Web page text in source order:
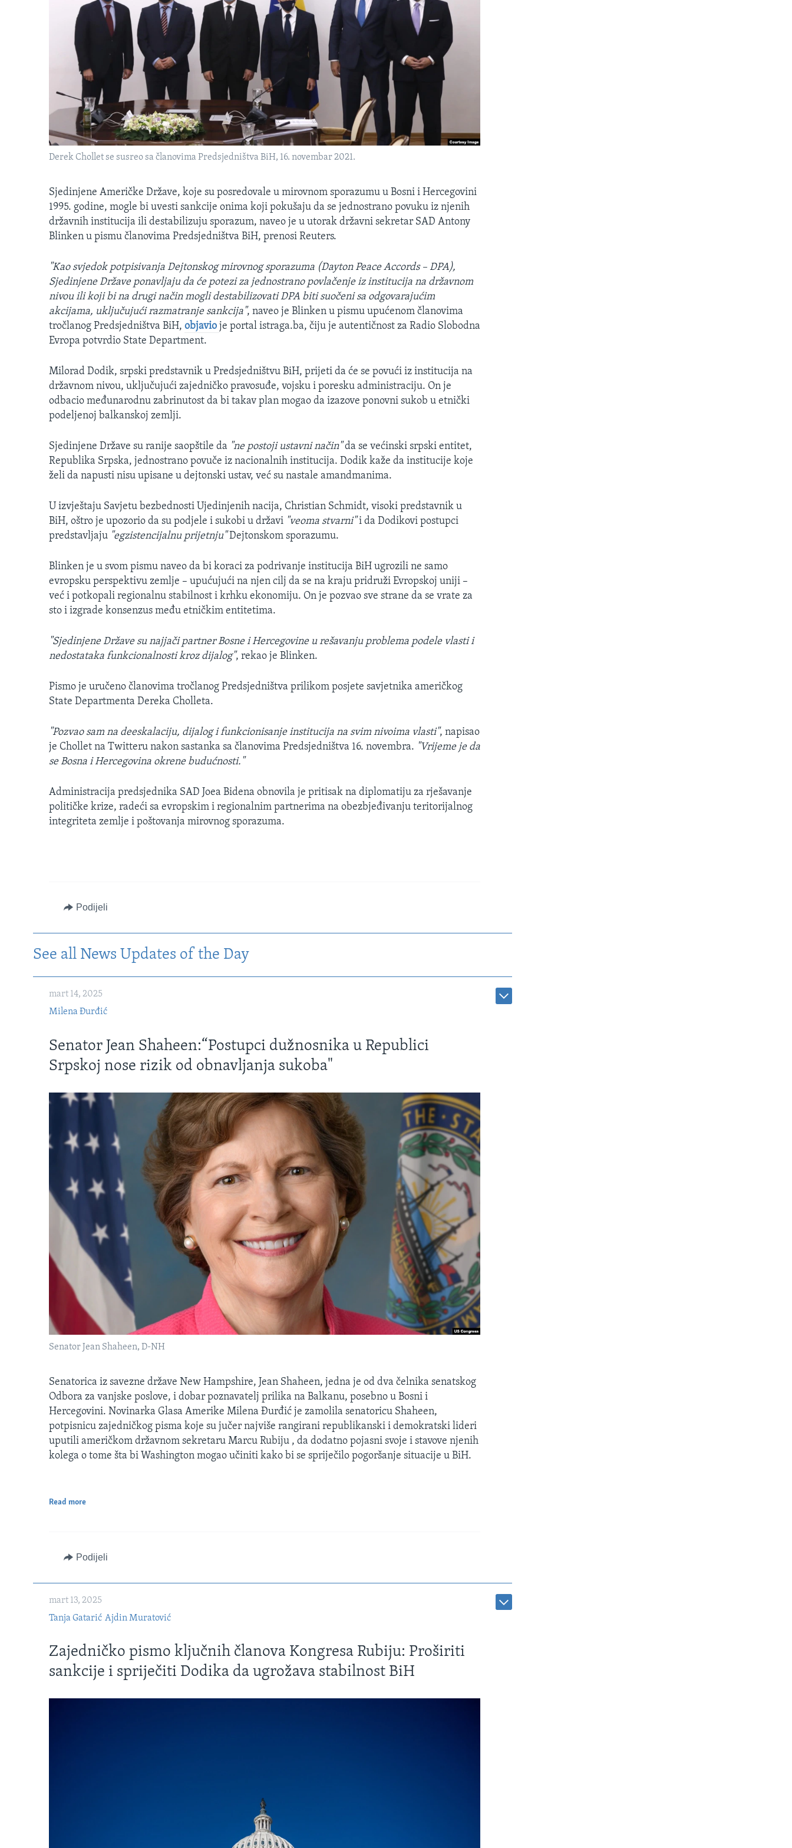
O GLASU AMERIKE
Derek Chollet se susreo sa članovima Predsjedništva BiH, 16. novembar 2021.
Sjedinjene Američke Države, koje su posredovale u mirovnom sporazumu u Bosni i Hercegovini
1995. godine, mogle bi uvesti sankcije onima koji pokušaju da se jednostrano povuku iz njenih
državnih institucija ili destabilizuju sporazum, naveo je u utorak državni sekretar SAD Antony
Blinken u pismu članovima Predsjedništva BiH, prenosi Reuters.​
"Kao svjedok potpisivanja Dejtonskog mirovnog sporazuma (Dayton Peace Accords – DPA),
Sjedinjene Države ponavljaju da će potezi za jednostrano povlačenje iz institucija na državnom
nivou ili koji bi na drugi način mogli destabilizovati DPA biti suočeni sa odgovarajućim
akcijama, uključujući razmatranje sankcija", naveo je Blinken u pismu upućenom članovima
tročlanog Predsjedništva BiH, objavio je portal istraga.ba, čiju je autentičnost za Radio Slobodna
Evropa potvrdio State Department.
Milorad Dodik, srpski predstavnik u Predsjedništvu BiH, prijeti da će se povući iz institucija na
državnom nivou, uključujući zajedničko pravosuđe, vojsku i poresku administraciju. On je
odbacio međunarodnu zabrinutost da bi takav plan mogao da izazove ponovni sukob u etnički
podeljenoj balkanskoj zemlji.
Sjedinjene Države su ranije saopštile da "ne postoji ustavni način"da se većinski srpski entitet,
Republika Srpska, jednostrano povuče iz nacionalnih institucija. Dodik kaže da institucije koje
želi da napusti nisu upisane u dejtonski ustav, već su nastale amandmanima.
U izvještaju Savjetu bezbednosti Ujedinjenih nacija, Christian Schmidt, visoki predstavnik u
BiH, oštro je upozorio da su podjele i sukobi u državi "veoma stvarni"i da Dodikovi postupci
predstavljaju "egzistencijalnu prijetnju"Dejtonskom sporazumu.
Blinken je u svom pismu naveo da bi koraci za podrivanje institucija BiH ugrozili ne samo
evropsku perspektivu zemlje – upućujući na njen cilj da se na kraju pridruži Evropskoj uniji –
već i potkopali regionalnu stabilnost i krhku ekonomiju. On je pozvao sve strane da se vrate za
sto i izgrade konsenzus među etničkim entitetima.
"Sjedinjene Države su najjači partner Bosne i Hercegovine u rešavanju problema podele vlasti i
nedostataka funkcionalnosti kroz dijalog", rekao je Blinken.
Pismo je uručeno članovima tročlanog Predsjedništva prilikom posjete savjetnika američkog
State Departmenta Dereka Cholleta.
"Pozvao sam na deeskalaciju, dijalog i funkcionisanje institucija na svim nivoima vlasti", napisao
je Chollet na Twitteru nakon sastanka sa članovima Predsjedništva 16. novembra. "Vrijeme je da
se Bosna i Hercegovina okrene budućnosti."
Administracija predsjednika SAD Joea Bidena obnovila je pritisak na diplomatiju za rješavanje
političke krize, radeći sa evropskim i regionalnim partnerima na obezbjeđivanju teritorijalnog
integriteta zemlje i poštovanja mirovnog sporazuma.
Podijeli
See all News Updates of the Day
mart 14, 2025
Milena Đurđić
Senator Jean Shaheen:“Postupci dužnosnika u Republici
Srpskoj nose rizik od obnavljanja sukoba"
Senator Jean Shaheen, D-NH
Senatorica iz savezne države New Hampshire, Jean Shaheen, jedna je od dva čelnika senatskog
Odbora za vanjske poslove, i dobar poznavatelj prilika na Balkanu, posebno u Bosni i
Hercegovini. Novinarka Glasa Amerike Milena Đurđić je zamolila senatoricu Shaheen,
potpisnicu zajedničkog pisma koje su jučer najviše rangirani republikanski i demokratski lideri
uputili američkom državnom sekretaru Marcu Rubiju , da dodatno pojasni svoje i stavove njenih
kolega o tome šta bi Washington mogao učiniti kako bi se spriječilo pogoršanje situacije u BiH.
Read more
Podijeli
mart 13, 2025
Tanja Gatarić Ajdin Muratović
Zajedničko pismo ključnih članova Kongresa Rubiju: Proširiti
sankcije i spriječiti Dodika da ugrožava stabilnost BiH